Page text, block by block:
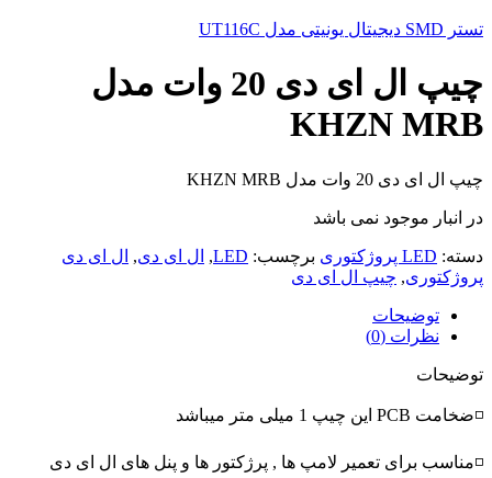
تستر SMD دیجیتال یونیتی مدل UT116C
چیپ ال ای دی 20 وات مدل
KHZN MRB
چیپ ال ای دی 20 وات مدل KHZN MRB
در انبار موجود نمی باشد
دسته: LED پروژکتوری برچسب: LED
, ال ای دی, ال ای دی
پروژکتوری, چیپ ال ای دی
توضیحات
نظرات (0)
توضیحات
◽ضخامت PCB این چیپ 1 میلی متر میباشد
◽مناسب برای تعمیر لامپ ها , پرژکتور ها و پنل های ال ای دی